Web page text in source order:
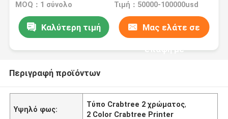
MOQ：1 σύνολο Τιμή：50000-100000usd
Καλύτερη τιμή Μας ελάτε σε
επαφή με
Περιγραφή προϊόντων
Υψηλό φως:
Τύπο Crabtree 2 χρώματος,
2 Color Crabtree Printer